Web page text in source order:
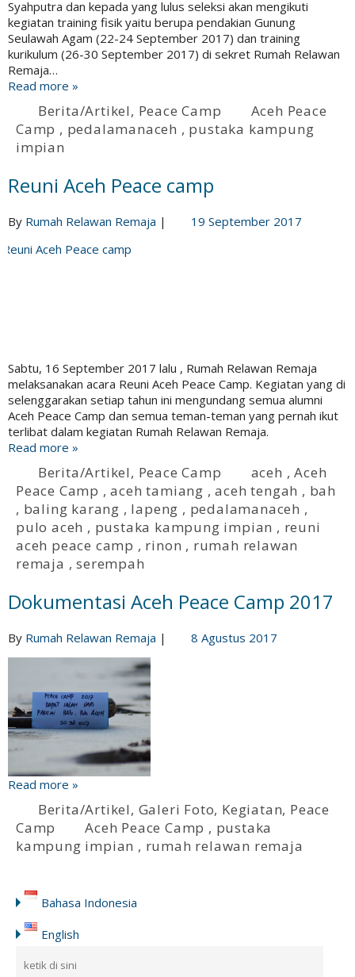
Syahputra dan kepada yang lulus seleksi akan mengikuti
kegiatan training fisik yaitu berupa pendakian Gunung
Seulawah Agam (22-24 September 2017) dan training
kurikulum (26-30 September 2017) di sekret Rumah Relawan
Remaja…
Read more »
Berita/Artikel, Peace Camp
Aceh Peace
Camp , pedalamanaceh , pustaka kampung
impian
Reuni Aceh Peace camp
By Rumah Relawan Remaja | 19 September 2017
Sabtu, 16 September 2017 lalu , Rumah Relawan Remaja
melaksanakan acara Reuni Aceh Peace Camp. Kegiatan yang di
selenggarakan setiap tahun ini mengundang semua alumni
Aceh Peace Camp dan semua teman-teman yang pernah ikut
terlibat dalam kegiatan Rumah Relawan Remaja.
Read more »
Berita/Artikel, Peace Camp aceh ,Aceh
Peace Camp ,aceh tamiang ,aceh tengah , bah
, baling karang , lapeng , pedalamanaceh ,
pulo aceh , pustaka kampung impian , reuni
aceh peace camp , rinon , rumah relawan
remaja ,serempah
Dokumentasi Aceh Peace Camp 2017
By Rumah Relawan Remaja | 8 Agustus 2017
Read more »
Berita/Artikel, Galeri Foto, Kegiatan, Peace
Camp
Aceh Peace Camp , pustaka
kampung impian , rumah relawan remaja
Bahasa Indonesia
English